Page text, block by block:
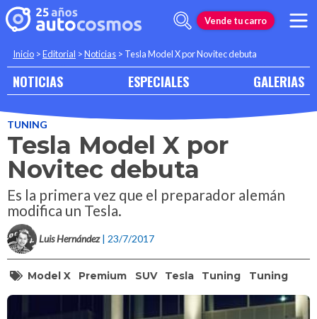
Vende tu carro
Inicio >Editorial >Noticias > Tesla Model X por Novitec debuta
NOTICIAS ESPECIALES GALERIAS
TUNING
Tesla Model X por
Novitec debuta
Es la primera vez que el preparador alemán
modifica un Tesla.
Luis Hernández | 23/7/2017
Model X Premium SUV Tesla Tuning Tuning